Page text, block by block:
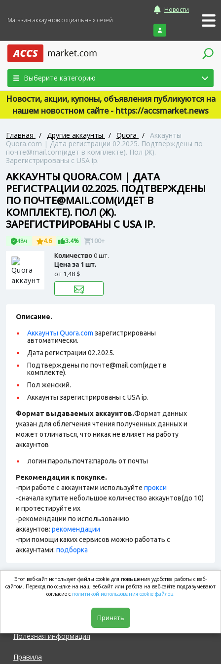
Магазин аккаунтов социальных сетей
Новости
Войти
Выберите категорию
Новости, акции, купоны, объявления публикуются на
нашем новостном сайте - https://accsmarket.news
Главная / Другие аккаунты / Quora / Аккаунты
Quora.com | Дата регистрации 02.2025. Подтверждены по
почте@mail.com(идет в комплекте). Пол (Ж).
Зарегистрированы с USA ip.
АККАУНТЫ QUORA.COM | ДАТА
РЕГИСТРАЦИИ 02.2025. ПОДТВЕРЖДЕНЫ
ПО ПОЧТЕ@MAIL.COM(ИДЕТ В
КОМПЛЕКТЕ). ПОЛ (Ж).
ЗАРЕГИСТРИРОВАНЫ С USA IP.
48ч 4.6 3.4% 100+
Количество0 шт.
Цена за 1 шт.
от 1,48 $
Описание.
Аккаунты Quora.com зарегистрированы
автоматически.
Дата регистрации 02.2025.
Подтверждены по почте@mail.com(идет в
комплекте).
Пол женский.
Аккаунты зарегистрированы с USA ip.
Формат выдаваемых аккаунтов.Формат данных
указан для облегчения чтения полученных данных и
может отличаться, что никак не влияет на работу
аккаунтов
логин:пароль:почта:пароль от почты
Рекомендации к покупке.
-при работе с аккаунтами используйте прокси
-сначала купите небольшое количество аккаунтов(до 10)
и протестируйте их
-рекомендации по использованию
аккаунтов: рекомендации
-при помощи каких сервисов можно работать с
аккаунтами: подборка
market.com
Полезная информация
Правила
Этот веб-сайт использует файлы cookie для повышения удобства работы с веб-
сайтом. Переход по ссылке на наш веб-сайт или работа на веб-сайте подразумевают
согласие с политикой использования cookie файлов.
Принять